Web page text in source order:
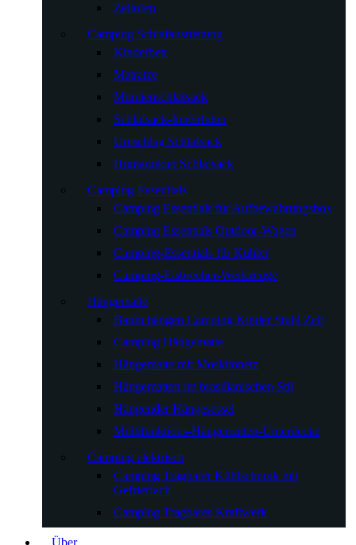
Zeltofen
Camping Schlafausrüstung
Kinderbett
Matratze
Mumienschlafsack
Schlafsack-Innenfutter
Umschlag Schlafsack
Humanoider Schlafsack
Camping-Essentials
Camping Essentials für Aufbewahrungsbox
Camping Essentials Outdoor-Wagen
Camping-Essentials für Kühler
Camping-Eisbrecher-Werkzeuge
Hängematte
Baum hängen Camping Kinder Stuhl Zelt
Camping Hängematte
Hängematte mit Moskitonetz
Hängematten im brasilianischen Stil
Hängender Hängesessel
Multifunktions-Hängematten-Unterdecke
Camping elektrisch
Camping Tragbarer Kühlschrank mit
Gefrierfach
Camping Tragbares Kraftwerk
Über